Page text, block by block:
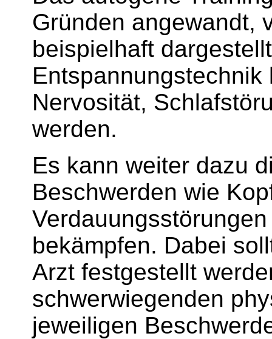
Gründen angewandt,
beispielhaft
Nervosität,
werden.
Es kann weiter dazu
Beschwerden wie
bekämpfen. Dabei
Arztfestgestellt
schwerwiegenden
jeweiligen